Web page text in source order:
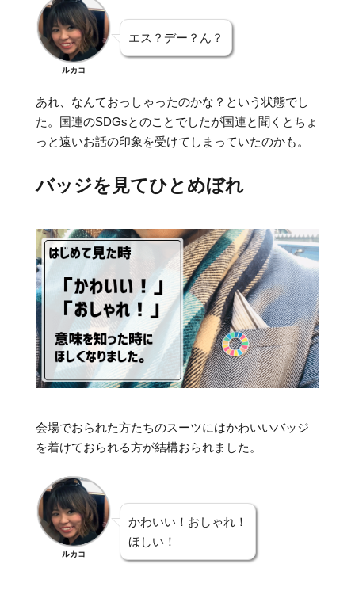
ルカコ
エス？デー？ん？
あれ、なんておっしゃったのかな？という状態でし
た。国連のSDGsとのことでしたが国連と聞くとちょ
っと遠いお話の印象を受けてしまっていたのかも。
バッジを見てひとめぼれ
会場でおられた方たちのスーツにはかわいいバッジ
を着けておられる方が結構おられました。
ルカコ
かわいい！おしゃれ！
ほしい！